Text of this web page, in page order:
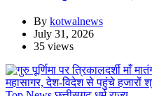
By kotwalnews
July 31, 2026
35 views